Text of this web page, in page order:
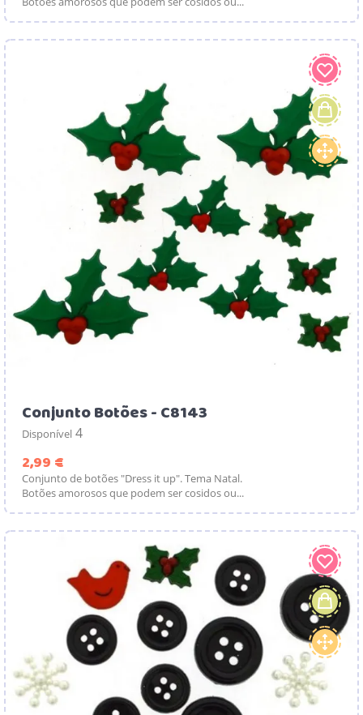
Conjunto Botões - C8143
Disponível 4
2,99 €
Conjunto de botões "Dress it up". Tema Natal.
Botões amorosos que podem ser cosidos ou...